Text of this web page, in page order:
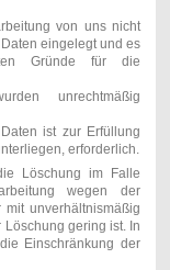
von uns nicht
eingelegt und es
Gründe für die
unrechtmäßig
ist zur Erfüllung
erforderlich.
Löschung im Falle
wegen der
unverhältnismäßig
gering ist. In
Einschränkung der